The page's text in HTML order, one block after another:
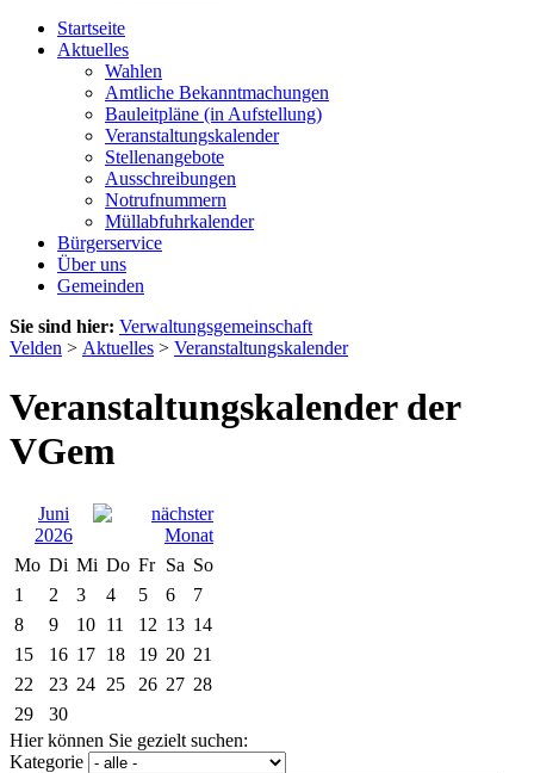
Startseite
Aktuelles
Wahlen
Amtliche Bekanntmachungen
Bauleitpläne (in Aufstellung)
Veranstaltungskalender
Stellenangebote
Ausschreibungen
Notrufnummern
Müllabfuhrkalender
Bürgerservice
Über uns
Gemeinden
Sie sind hier: Verwaltungsgemeinschaft
Velden > Aktuelles > Veranstaltungskalender
Veranstaltungskalender der
VGem
Juni
2026
Mo Di Mi Do Fr Sa So
1
2 3 4 5 6
7
8
9 10 11 12 13 14
15
16 17 18 19 20 21
22
23 24 25 26 27 28
29
30
Hier können Sie gezielt suchen:
Kategorie